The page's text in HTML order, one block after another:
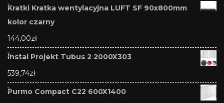
Kratki Kratka wentylacyjna LUFT SF 90x800mm
kolor czarny
144,00zł
Instal Projekt Tubus 2 2000X303
539,74zł
Purmo Compact C22 600X1400